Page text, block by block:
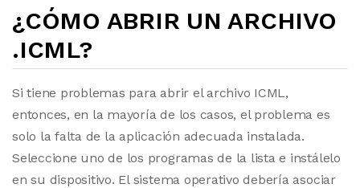
¿CÓMO ABRIR UN ARCHIVO
.ICML?
Si tiene problemas para abrir el archivo ICML,
entonces, en la mayoría de los casos, el problema es
solo la falta de la aplicación adecuada instalada.
Seleccione uno de los programas de la lista e instálelo
en su dispositivo. El sistema operativo debería asociar